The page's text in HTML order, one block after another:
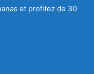
et profitez de 30